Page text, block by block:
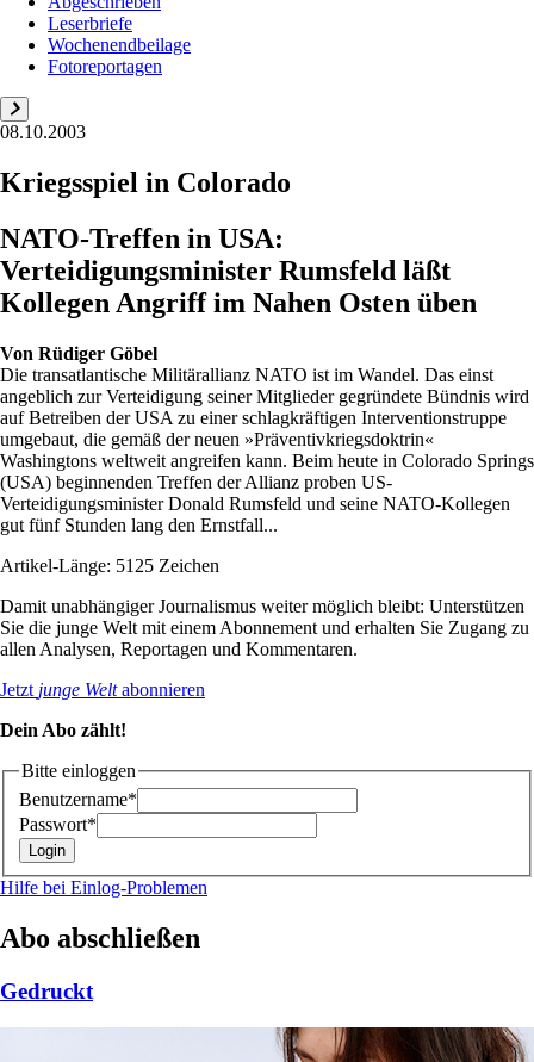
Leserbriefe
Wochenendbeilage
Fotoreportagen
08.10.2003
Kriegsspiel in Colorado
NATO-Treffen in USA:
Verteidigungsminister Rumsfeld läßt
Kollegen Angriff im Nahen Osten üben
Von Rüdiger Göbel
Die transatlantische Militärallianz NATO ist im Wandel. Das einst
angeblich zur Verteidigung seiner Mitglieder gegründete Bündnis wird
auf Betreiben der USA zu einer schlagkräftigen Interventionstruppe
umgebaut, die gemäß der neuen »Präventivkriegsdoktrin«
Washingtons weltweit angreifen kann. Beim heute in Colorado Springs
(USA) beginnenden Treffen der Allianz proben US-
Verteidigungsminister Donald Rumsfeld und seine NATO-Kollegen
gut fünf Stunden lang den Ernstfall...
Artikel-Länge: 5125 Zeichen
Damit unabhängiger Journalismus weiter möglich bleibt: Unterstützen
Sie die junge Welt mit einem Abonnement und erhalten Sie Zugang zu
allen Analysen, Reportagen und Kommentaren.
Jetzt junge Weltabonnieren
Dein Abo zählt!
Bitte einloggen
Benutzername*
Passwort*
Hilfe bei Einlog-Problemen
Abo abschließen
Gedruckt